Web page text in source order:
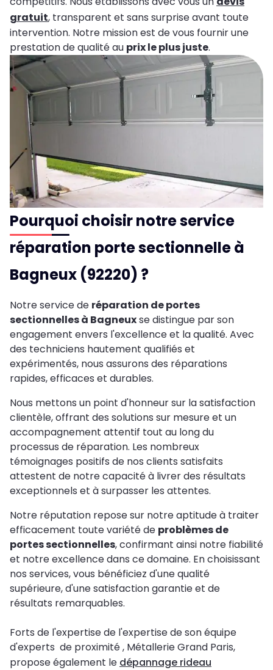
gratuit, transparent et sans surprise avant toute
intervention. Notre mission est de vous fournir une
prestation de qualité au prix le plus juste.
Pourquoi choisir notre service
réparation porte sectionnelle à
Bagneux (92220) ?
Notre service de réparation de portes
sectionnelles à Bagneuxse distingue par son
engagement envers l'excellence et la qualité. Avec
des techniciens hautement qualifiés et
expérimentés, nous assurons des réparations
rapides, efficaces et durables.
Nous mettons un point d'honneur sur la satisfaction
clientèle, offrant des solutions sur mesure et un
accompagnement attentif tout au long du
processus de réparation. Les nombreux
témoignages positifs de nos clients satisfaits
attestent de notre capacité à livrer des résultats
exceptionnels et à surpasser les attentes.
Notre réputation repose sur notre aptitude à traiter
efficacement toute variété de problèmes de
portes sectionnelles, confirmant ainsi notre fiabilité
et notre excellence dans ce domaine. En choisissant
nos services, vous bénéficiez d'une qualité
supérieure, d'une satisfaction garantie et de
résultats remarquables.
Forts de l'expertise de l'expertise de son équipe
d'experts de proximité , Métallerie Grand Paris,
propose également le dépannage rideau